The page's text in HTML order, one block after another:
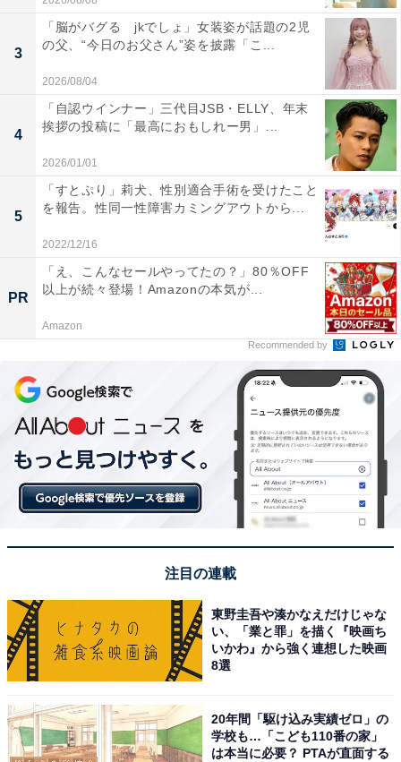
3
「脳がバグる jkでしょ」女装姿が話題の2児
の父、“今日のお父さん”姿を披露「こ...
2026/08/04
4
「自認ウインナー」三代目JSB・ELLY、年末
挨拶の投稿に「最高におもしれー男」...
2026/01/01
5
「すとぷり」莉犬、性別適合手術を受けたこと
を報告。性同一性障害カミングアウトから...
2022/12/16
PR
「え、こんなセールやってたの？」80％OFF
以上が続々登場！Amazonの本気が...
Amazon
Recommended by
注目の連載
東野圭吾や湊かなえだけじゃな
い、「業と罪」を描く『映画ち
いかわ』から強く連想した映画
8選
20年間「駆け込み実績ゼロ」の
学校も…「こども110番の家」
は本当に必要？ PTAが直面する